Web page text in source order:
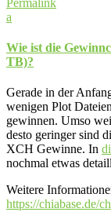
a
Wie ist die
TB)?
Gerade in der
wenigen Plot
gewinnen. Umso
desto geringer sind
XCH Gewinne. In
nochmal etwas
Weitere
https://chiabase.de/